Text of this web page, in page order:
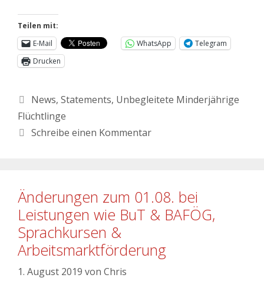
Teilen mit:
E-Mail
WhatsApp
Telegram
Drucken
News, Statements, Unbegleitete Minderjährige
Flüchtlinge
Schreibe einen Kommentar
Änderungen zum 01.08. bei
Leistungen wie BuT & BAFÖG,
Sprachkursen &
Arbeitsmarktförderung
1. August 2019 von Chris